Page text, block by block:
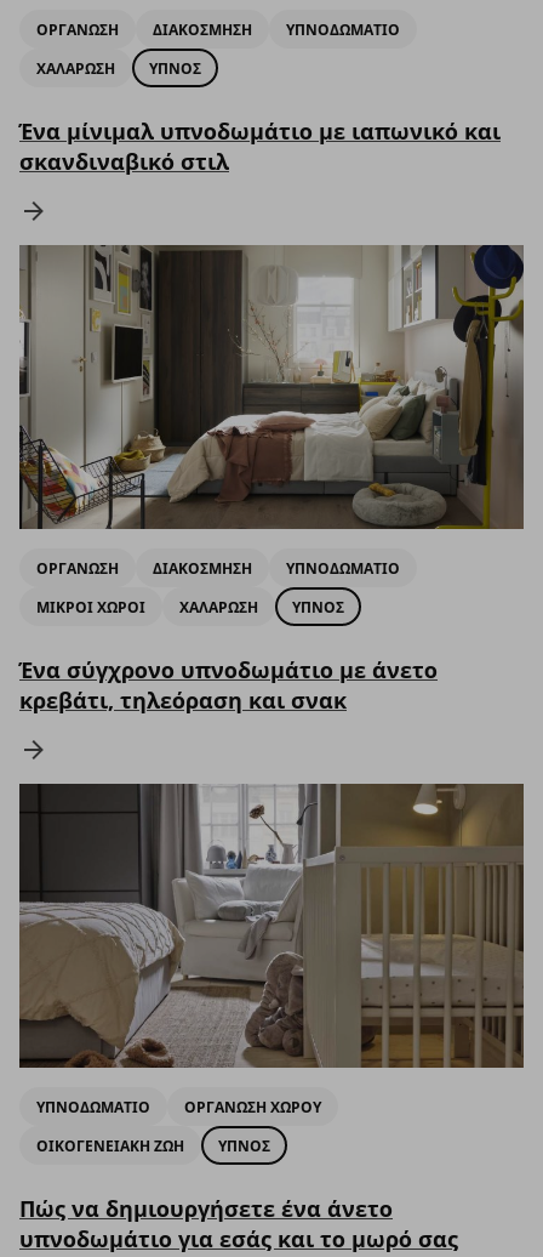
ΟΡΓΑΝΩΣΗ ΔΙΑΚΟΣΜΗΣΗ
ΥΠΝΟΔΩΜΑΤΙΟ
ΧΑΛΑΡΩΣΗ
ΥΠΝΟΣ
Ένα μίνιμαλ υπνοδωμάτιο με ιαπωνικό και
σκανδιναβικό στιλ
ΟΡΓΑΝΩΣΗ ΔΙΑΚΟΣΜΗΣΗ
ΥΠΝΟΔΩΜΑΤΙΟ
ΜΙΚΡΟΙ ΧΩΡΟΙ
ΧΑΛΑΡΩΣΗ ΥΠΝΟΣ
Ένα σύγχρονο υπνοδωμάτιο με άνετο
κρεβάτι, τηλεόραση και σνακ
ΥΠΝΟΔΩΜΑΤΙΟ
ΟΡΓΑΝΩΣΗ ΧΩΡΟΥ
ΟΙΚΟΓΕΝΕΙΑΚΗ ΖΩΗ
ΥΠΝΟΣ
Πώς να δημιουργήσετε ένα άνετο
υπνοδωμάτιο για εσάς και το μωρό σας